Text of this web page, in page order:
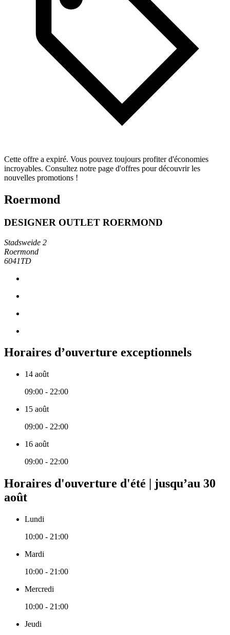
Cette offre a expiré. Vous pouvez toujours profiter d'économies
incroyables. Consultez notre page d'offres pour découvrir les
nouvelles promotions !
Roermond
DESIGNER OUTLET ROERMOND
Stadsweide 2
Roermond
6041TD
Horaires d’ouverture exceptionnels
14 août
09:00 - 22:00
15 août
09:00 - 22:00
16 août
09:00 - 22:00
Horaires d'ouverture d'été | jusqu’au 30
août
Lundi
10:00 - 21:00
Mardi
10:00 - 21:00
Mercredi
10:00 - 21:00
Jeudi